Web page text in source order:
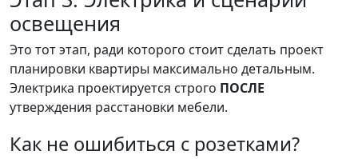
освещения
Это тот этап, ради которого стоит сделать проект
планировки квартиры максимально детальным.
Электрика проектируется строго ПОСЛЕ
утверждения расстановки мебели.
Как не ошибиться с розетками?